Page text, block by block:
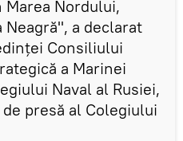
Nordului,
Neagră", a declarat
Consiliului
a Marinei
Naval al Rusiei,
presă al Colegiului